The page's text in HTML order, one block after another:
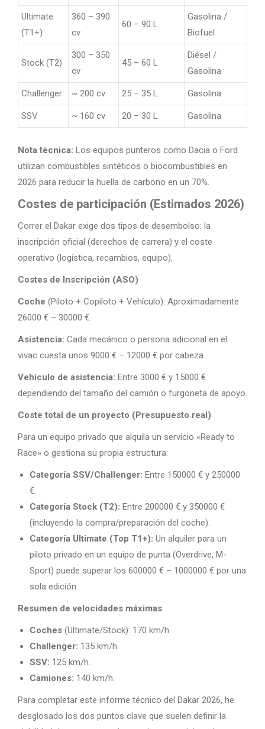
Ultimate
(T1+)
360 – 390
cv
60 – 90 L
Gasolina /
Biofuel
Stock (T2)
300 – 350
cv
45 – 60 L
Diésel /
Gasolina
Challenger ~ 200 cv 25 – 35 L Gasolina
SSV ~ 160 cv 20 – 30 L Gasolina
Nota técnica: Los equipos punteros como Dacia o Ford
utilizan combustibles sintéticos o biocombustibles en
2026 para reducir la huella de carbono en un 70%.
Costes de participación (Estimados 2026)
Correr el Dakar exige dos tipos de desembolso: la
inscripción oficial (derechos de carrera) y el coste
operativo (logística, recambios, equipo).
Costes de Inscripción (ASO)
Coche (Piloto + Copiloto + Vehículo): Aproximadamente
26000 € – 30000 €.
Asistencia: Cada mecánico o persona adicional en el
vivac cuesta unos 9000 € – 12000 € por cabeza.
Vehículo de asistencia: Entre 3000 € y 15000 €
dependiendo del tamaño del camión o furgoneta de apoyo.
Coste total de un proyecto (Presupuesto real)
Para un equipo privado que alquila un servicio «Ready to
Race» o gestiona su propia estructura:
Categoría SSV/Challenger: Entre 150000 € y 250000
€.
Categoría Stock (T2): Entre 200000 € y 350000 €
(incluyendo la compra/preparación del coche).
Categoría Ultimate (Top T1+): Un alquiler para un
piloto privado en un equipo de punta (Overdrive, M-
Sport) puede superar los 600000 € – 1000000 € por una
sola edición.
Resumen de velocidades máximas
Coches (Ultimate/Stock): 170 km/h.
Challenger: 135 km/h.
SSV: 125 km/h.
Camiones: 140 km/h.
Para completar este informe técnico del Dakar 2026, he
desglosado los dos puntos clave que suelen definir la